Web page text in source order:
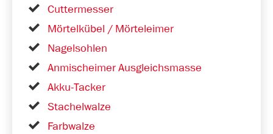
Cuttermesser
Mörtelkübel / Mörteleimer
Nagelsohlen
Anmischeimer Ausgleichsmasse
Akku-Tacker
Stachelwalze
Farbwalze